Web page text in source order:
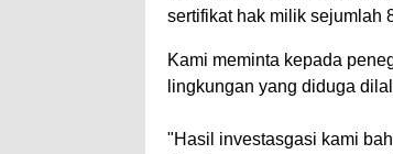
sertifikat hak milik sejumlah
Kami meminta kepada
lingkungan yang diduga
"Hasil investasgasi kami